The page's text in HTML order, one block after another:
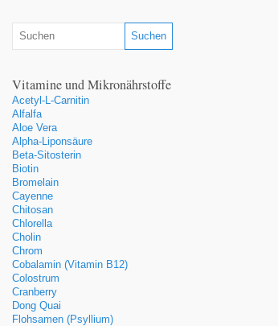
Vitamine und Mikronährstoffe
Acetyl-L-Carnitin
Alfalfa
Aloe Vera
Alpha-Liponsäure
Beta-Sitosterin
Biotin
Bromelain
Cayenne
Chitosan
Chlorella
Cholin
Chrom
Cobalamin (Vitamin B12)
Colostrum
Cranberry
Dong Quai
Flohsamen (Psyllium)